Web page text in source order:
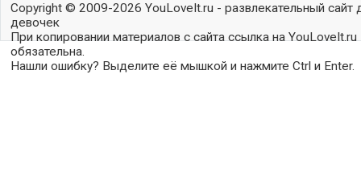
Copyright © 2009-2026 YouLoveIt.ru - развлекательный сайт
девочек
При копировании материалов с сайта ссылка на YouLoveIt.ru
обязательна.
Нашли ошибку? Выделите её мышкой и нажмите Ctrl и Enter.